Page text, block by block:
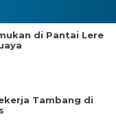
di Pantai Lere
Tambang di